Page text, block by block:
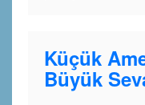
Küçük
Büyük